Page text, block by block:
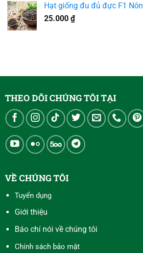
Hạt giống đu đủ đực F1
25.000 ₫
THEO DÕI CHÚNG TÔI TẠI
VỀ CHÚNG TÔI
Tuyển dụng
Giới thiệu
Báo chí nói về chúng tôi
Chính sách bảo mật